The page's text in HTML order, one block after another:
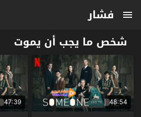
فشار
شخص ما يجب أن يموت
48:54
47:39